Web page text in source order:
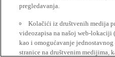
pregledavanja.
Kolačići iz društvenih medija
videozapisa na našoj web-lokaciji
kao i omogućavanje jednostavnog
stranice na društvenim medijima,